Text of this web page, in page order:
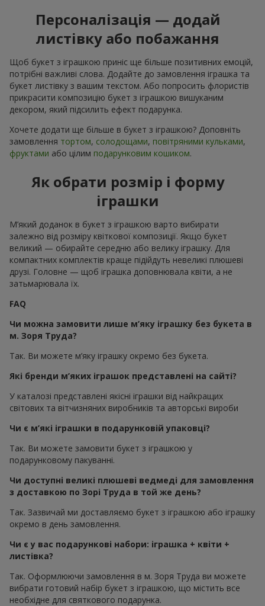
Персоналізація — додай
листівку або побажання
Щоб букет з іграшкою приніс ще більше позитивних емоцій,
потрібні важливі слова. Додайте до замовлення іграшка та
букет листівку з вашим текстом. Або попросить флористів
прикрасити композицію букет з іграшкою вишуканим
декором, який підсилить ефект подарунка.
Хочете додати ще більше в букет з іграшкою? Доповніть
замовлення тортом, солодощами, повітряними кульками,
фруктами або цілим подарунковим кошиком.
Як обрати розмір і форму
іграшки
М’який доданок в букет з іграшкою варто вибирати
залежно від розміру квіткової композиції. Якщо букет
великий — обирайте середню або велику іграшку. Для
компактних комплектів краще підійдуть невеликі плюшеві
друзі. Головне — щоб іграшка доповнювала квіти, а не
затьмарювала їх.
FAQ
Чи можна замовити лише м’яку іграшку без букета в
м. Зоря Труда?
Так. Ви можете м’яку іграшку окремо без букета.
Які бренди м’яких іграшок представлені на сайті?
У каталозі представлені якісні іграшки від найкращих
світових та вітчизняних виробників та авторські вироби
Чи є м’які іграшки в подарунковій упаковці?
Так. Ви можете замовити букет з іграшкою у
подарунковому пакуванні.
Чи доступні великі плюшеві ведмеді для замовлення
з доставкою по Зорі Труда в той же день?
Так. Зазвичай ми доставляємо букет з іграшкою або іграшку
окремо в день замовлення.
Чи є у вас подарункові набори: іграшка + квіти +
листівка?
Так. Оформлюючи замовлення в м. Зоря Труда ви можете
вибрати готовий набір букет з іграшкою, що містить все
необхідне для святкового подарунка.